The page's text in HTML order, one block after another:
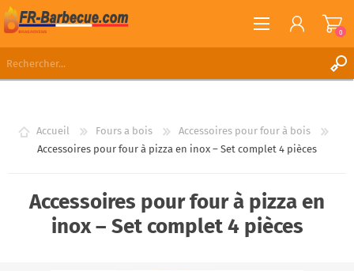
LISTE DE SOUHAITS
0
Accueil Fours a bois
Accessoires pour four à bois
Accessoires pour four à pizza en inox – Set complet 4 pièces
Accessoires pour four à pizza en
inox – Set complet 4 pièces